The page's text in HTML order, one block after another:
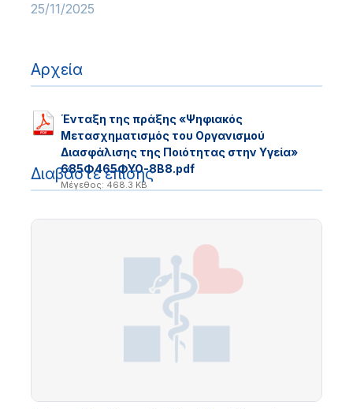
25/11/2025
Αρχεία
Ένταξη της πράξης «Ψηφιακός
Μετασχηματισμός του Οργανισμού
Διασφάλισης της Ποιότητας στην Υγεία»
685Φ465ΦΥΟ-8Β8.pdf
Μέγεθος: 468.3 KB
Διαβάστε επίσης